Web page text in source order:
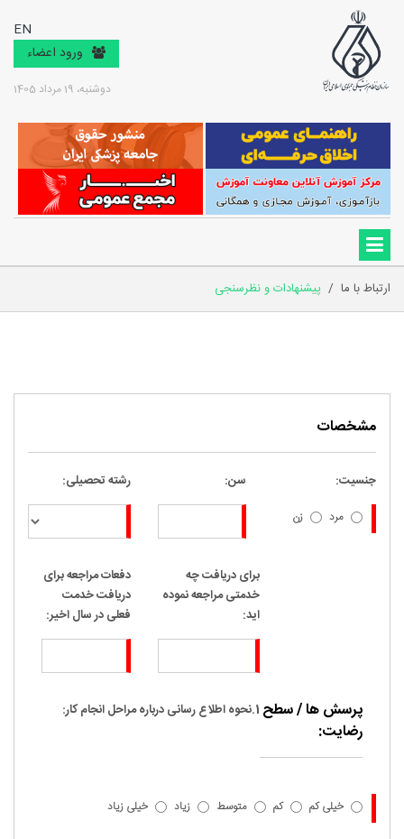
EN
ورود اعضاء
دوشنبه، 19 مرداد 1405
ارتباط با ما / پیشنهادات و نظرسنجی
مشخصات
جنسیت:
مرد زن
سن: رشته تحصیلی:
برای دریافت چه
خدمتی مراجعه نموده
اید:
دفعات مراجعه برای
دریافت خدمت
فعلی در سال اخیر:
پرسش ها / سطح
رضایت:
1.نحوه اطلاع رسانی درباره مراحل انجام کار:
خیلی کم کم متوسط زیاد خیلی زیاد